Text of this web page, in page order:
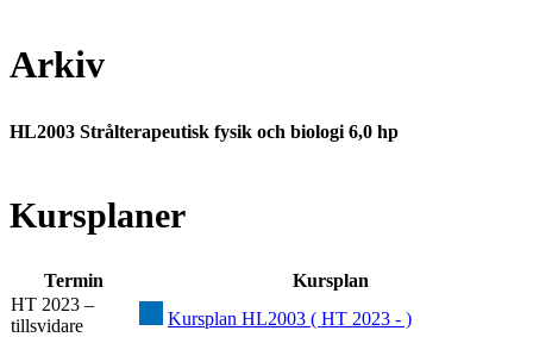
Arkiv
HL2003 Strålterapeutisk fysik och biologi 6,0 hp
Kursplaner
Termin
Kursplan
HT 2023 –
tillsvidare
Kursplan HL2003 ( HT 2023 - )